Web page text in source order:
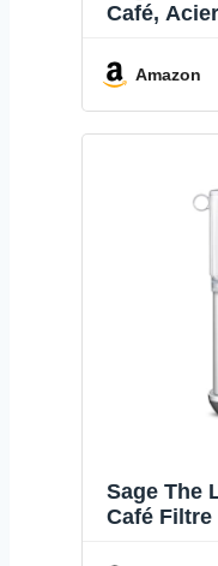
Café,
Amazon
Sage The
Café